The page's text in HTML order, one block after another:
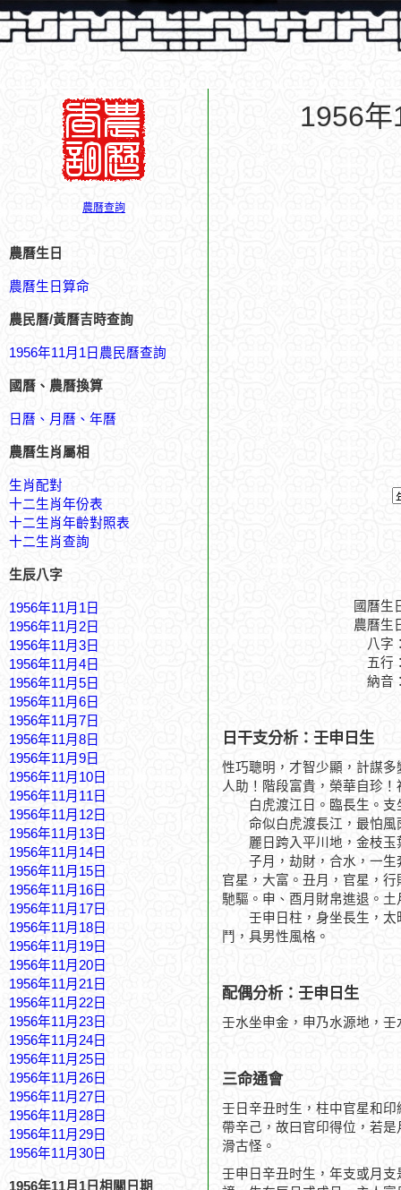
農曆查詢
農曆生日
農曆生日算命
農民曆/黃曆吉時查詢
1956年11月1日農民曆查詢
國曆、農曆換算
日曆、月曆、年曆
農曆生肖屬相
生肖配對
十二生肖年份表
十二生肖年齡對照表
十二生肖查詢
生辰八字
1956年11月1日
1956年11月2日
1956年11月3日
1956年11月4日
1956年11月5日
1956年11月6日
1956年11月7日
1956年11月8日
1956年11月9日
1956年11月10日
1956年11月11日
1956年11月12日
1956年11月13日
1956年11月14日
1956年11月15日
1956年11月16日
1956年11月17日
1956年11月18日
1956年11月19日
1956年11月20日
1956年11月21日
1956年11月22日
1956年11月23日
1956年11月24日
1956年11月25日
1956年11月26日
1956年11月27日
1956年11月28日
1956年11月29日
1956年11月30日
1956年11月1日相關日期
1956
國曆生
農曆生
八字
五行
納音
日干支分析：壬申日生
性巧聰明，才智少顯，計謀
人助！階段富貴，榮華自珍！
白虎渡江日。臨長生。支
命似白虎渡長江，最怕風
麗日跨入平川地，金枝玉
子月，劫財，合水，一生
官星，大富。丑月，官星，
馳驅。申、酉月財帛進退。土
壬申日柱，身坐長生，太
鬥，具男性風格。
配偶分析：壬申日生
壬水坐申金，申乃水源地，
三命通會
壬日辛丑时生，柱中官星和
帶辛己，故曰官印得位，若
滑古怪。
壬申日辛丑时生，年支或月